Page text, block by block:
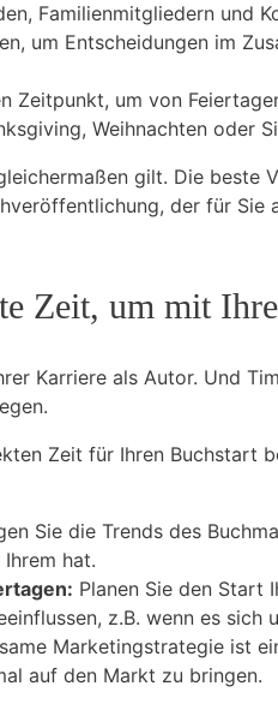
Familienmitgliedern und
um Entscheidungen im
Zeitpunkt, um von
Weihnachten oder
gilt. Die
der für
Zeit, um mit
Karriere als Autor. Und
Zeit für Ihren Buchstart
Sie die Trends des
hat.
Planen Sie den Start
z.B. wenn es
Marketingstrategie ist
auf den Markt zu bringen.